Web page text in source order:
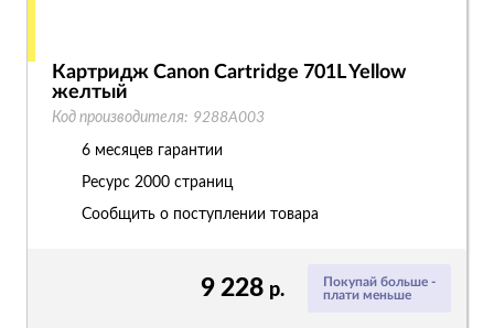
Покупай больше -
плати меньше
9 228 р.
Картридж Canon Cartridge 701L Yellow
желтый
Код производителя: 9288A003
6 месяцев гарантии
Ресурс 2000 страниц
Сообщить о поступлении товара